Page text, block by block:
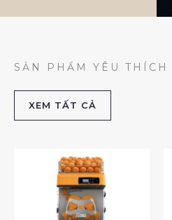
SẢN PHẨM YÊU THÍCH
XEM TẤT CẢ